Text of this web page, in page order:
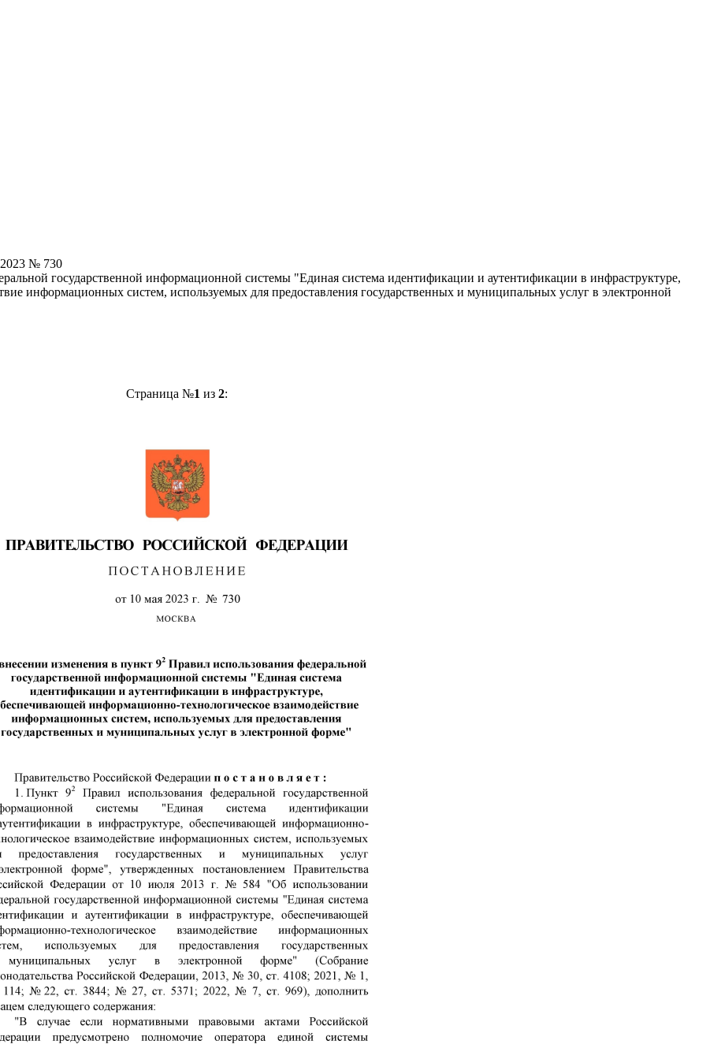
№ 730
государственной информационной системы "Единая система идентификации и аутентификации в инфраструктуре,
информационных систем, используемых для предоставления государственных и муниципальных услуг в электронной
Страница №1 из 2: